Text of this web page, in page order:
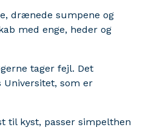
drænede sumpene og
med enge, heder og
tager fejl. Det
Universitet, som er
til kyst, passer simpelthen